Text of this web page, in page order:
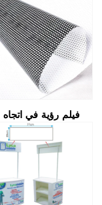
فيلم رؤية في اتجاه